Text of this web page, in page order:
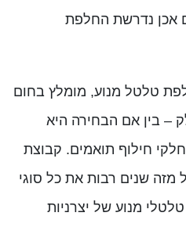
אכן נדרשת החלפת
טלטל מנוע, מומלץ בחום
– בין אם הבחירה היא
חילוף תואמים. קבוצת
שנים רבות את כל סוגי
מנוע של יצרניות